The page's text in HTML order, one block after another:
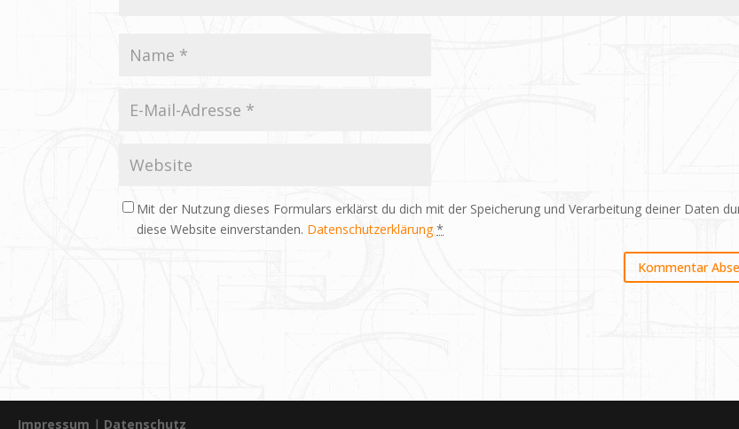
Mit der Nutzung dieses Formulars erklärst du dich mit der Speicherung und Verarbeitung deiner Daten
diese Website einverstanden. Datenschutzerklärung *
Impressum | Datenschutz